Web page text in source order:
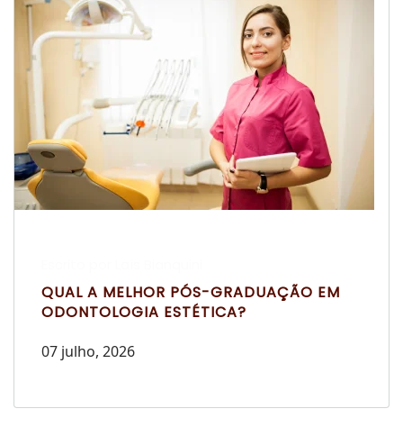
QUAL A MELHOR PÓS-GRADUAÇÃO EM
ODONTOLOGIA ESTÉTICA?
07 julho, 2026